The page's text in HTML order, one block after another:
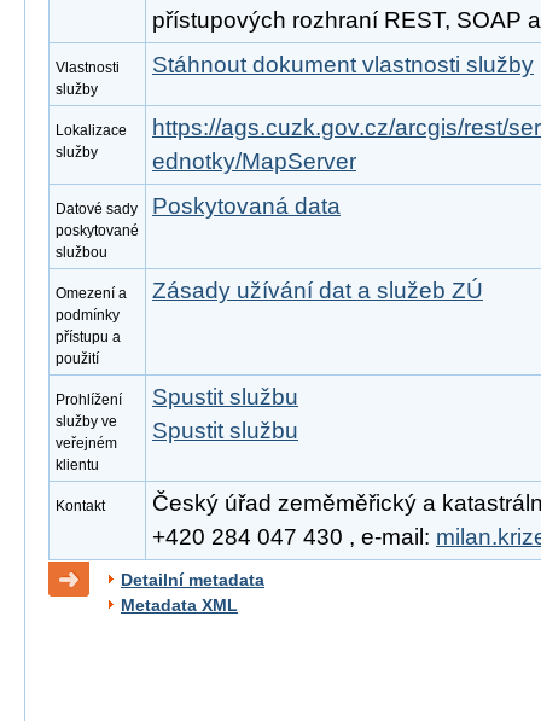
přístupových rozhraní REST, SOAP
Vlastnosti
služby
Stáhnout dokument vlastnosti služby
Lokalizace
služby
https://ags.cuzk.gov.cz/arcgis/rest/
ednotky/MapServer
Datové sady
poskytované
službou
Poskytovaná data
Omezení a
podmínky
přístupu a
použití
Zásady užívání dat a služeb ZÚ
Prohlížení
služby ve
veřejném
klientu
Spustit službu
Spustit službu
Kontakt
Český úřad zeměměřický a
+420 284 047 430 , e-mail:
Detailní metadata
Metadata XML